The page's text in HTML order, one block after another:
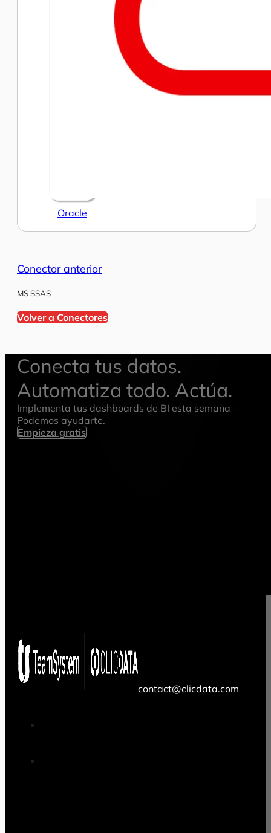
Oracle
Conector anterior
MS SSAS
Volver a Conectores
Conecta tus datos.
Automatiza todo. Actúa.
Implementa tus dashboards de BI esta semana —
Podemos ayudarte.
Empieza gratis
contact@clicdata.com